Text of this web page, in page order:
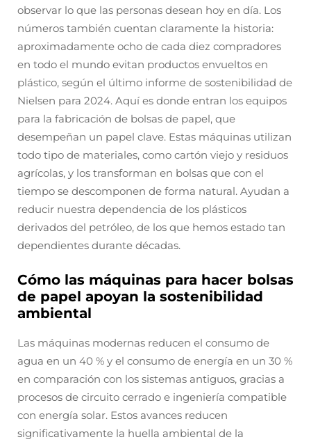
observar lo que las personas desean hoy en día. Los
números también cuentan claramente la historia:
aproximadamente ocho de cada diez compradores
en todo el mundo evitan productos envueltos en
plástico, según el último informe de sostenibilidad de
Nielsen para 2024. Aquí es donde entran los equipos
para la fabricación de bolsas de papel, que
desempeñan un papel clave. Estas máquinas utilizan
todo tipo de materiales, como cartón viejo y residuos
agrícolas, y los transforman en bolsas que con el
tiempo se descomponen de forma natural. Ayudan a
reducir nuestra dependencia de los plásticos
derivados del petróleo, de los que hemos estado tan
dependientes durante décadas.
Cómo las máquinas para hacer bolsas
de papel apoyan la sostenibilidad
ambiental
Las máquinas modernas reducen el consumo de
agua en un 40 % y el consumo de energía en un 30 %
en comparación con los sistemas antiguos, gracias a
procesos de circuito cerrado e ingeniería compatible
con energía solar. Estos avances reducen
significativamente la huella ambiental de la